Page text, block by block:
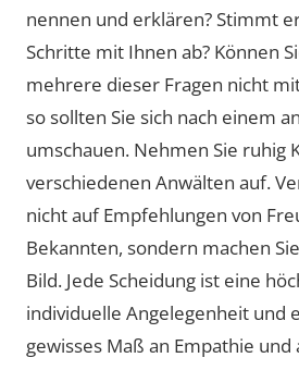
nennen und erklären? Stimmt
Schritte mit Ihnen ab? Können
mehrere dieser Fragen nicht
so sollten Sie sich nach einem
umschauen. Nehmen Sie ruhig
verschiedenen Anwälten auf.
nicht auf Empfehlungen von
Bekannten, sondern machen
Bild. Jede Scheidung ist eine
individuelle Angelegenheit und
gewisses Maß an Empathie und